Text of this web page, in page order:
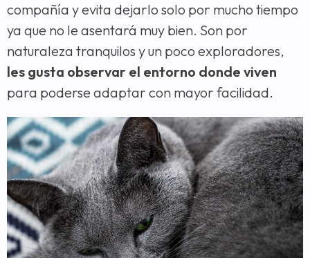
compañía y evita dejarlo solo por mucho tiempo
ya que no le asentará muy bien. Son por
naturaleza tranquilos y un poco exploradores,
les gusta observar el entorno donde viven
para poderse adaptar con mayor facilidad.